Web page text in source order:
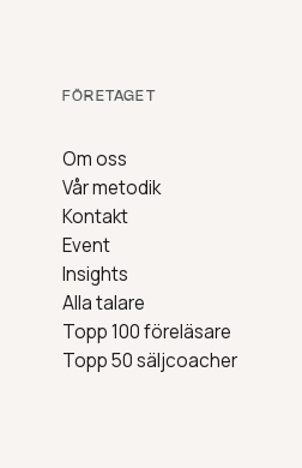
FÖRETAGET
Om oss
Vår metodik
Kontakt
Event
Insights
Alla talare
Topp 100 föreläsare
Topp 50 säljcoacher